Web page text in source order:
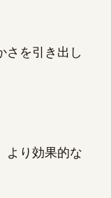
さを引き出し
より効果的な